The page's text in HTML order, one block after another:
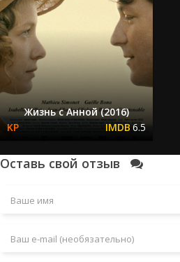
Жизнь с Анной (2016)
6.5
Оставь свой отзыв